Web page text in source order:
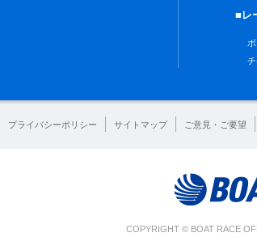
■レ
プライバシーポリシー サイトマップ ご意見・ご要望
COPYRIGHT © BOAT RACE